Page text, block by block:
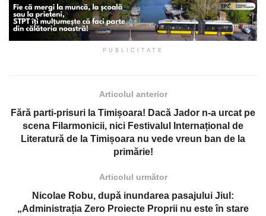
PUBLICITATE
Articolul anterior
Fără parti-prisuri la Timișoara! Dacă Jador n-a urcat pe
scena Filarmonicii, nici Festivalul Internațional de
Literatură de la Timișoara nu vede vreun ban de la
primărie!
Articolul următor
Nicolae Robu, după inundarea pasajului Jiul:
„Administrația Zero Proiecte Proprii nu este în stare